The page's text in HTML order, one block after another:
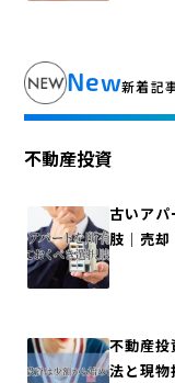
New新着記
不動産投資
古いアパ
肢｜売却
不動産投
法と現物